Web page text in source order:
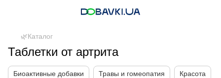
🌿Каталог
Таблетки от артрита
Биоактивные добавки Травы и гомеопатия Красота